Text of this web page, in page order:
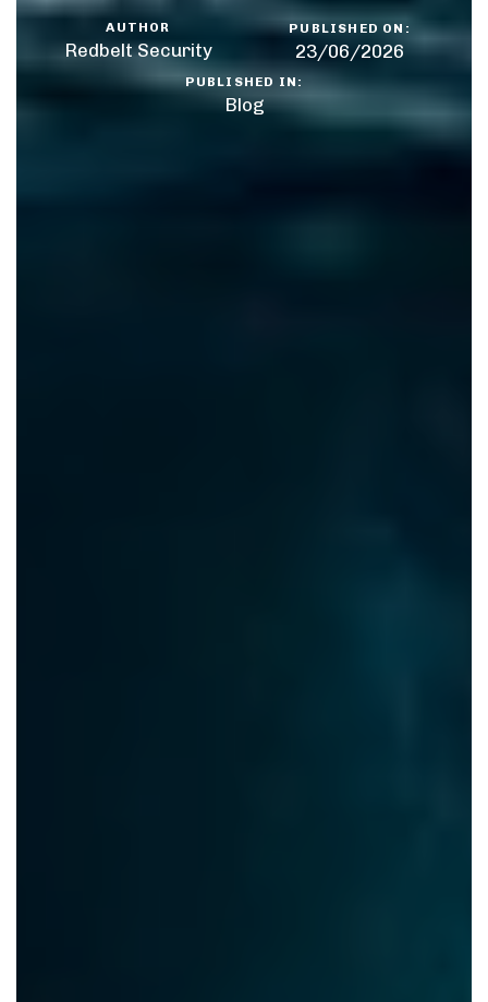
AUTHOR
Redbelt Security
PUBLISHED ON:
23/06/2026
PUBLISHED IN:
Blog